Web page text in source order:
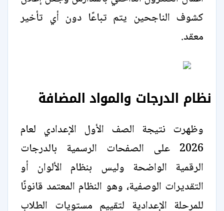
كشوف الناجحين يتم تباعًا دون أي تأخير
معقد.
نظام الدرجات والمواد المضافة
وظهرت نتيجة الصف الأول الإعدادي لعام
2026 على الصفحات الرسمية بالدرجات
الرقمية الواضحة وليس بنظام الألوان أو
التقديرات الوصفية، وهو النظام المعتمد قانونًا
للمرحلة الإعدادية لتقييم مستويات الطلاب